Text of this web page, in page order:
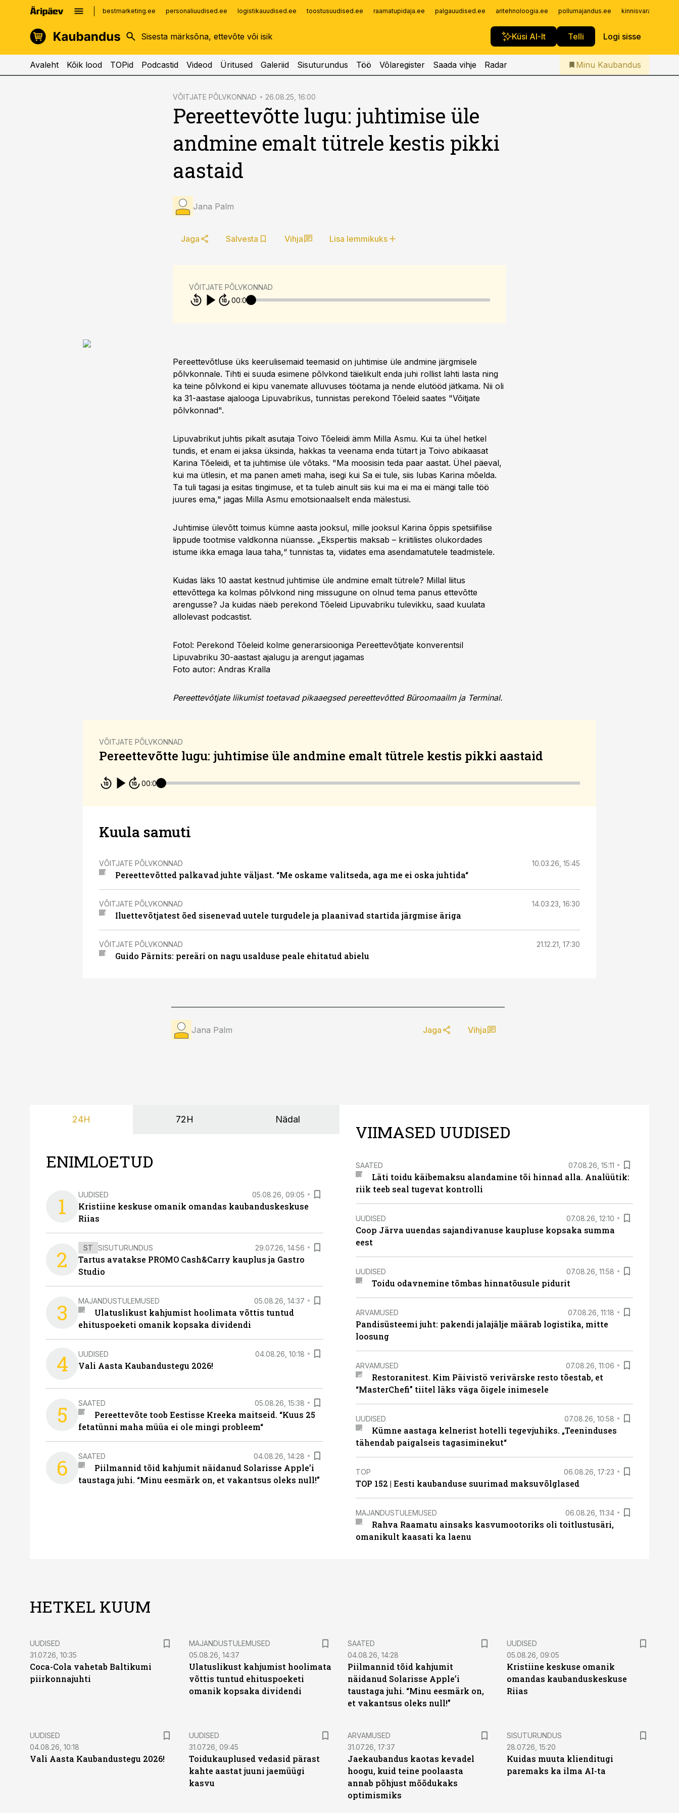
bestmarketing.ee personaliuudised.ee logistikauudised.ee toostusuudised.ee raamatupidaja.ee palgauudised.ee aritehnoloogia.ee pollumajandus.ee
Küsi AI-lt Telli Logi sisse
kinnisvarauudised.ee
logistikauudised.ee
imelineajalugu.ee
Infopank
Iseteenindus
Telli Kaubandus
Avaleht Kõik lood TOPid Podcastid Videod Üritused Galeriid Sisuturundus Töö Võlaregister Saada vihje Radar Minu Kaubandus
VÕITJATE PÕLVKONNAD 26.08.25, 16:00
Pereettevõtte lugu: juhtimise üle
andmine emalt tütrele kestis pikki
aastaid
Jana Palm
Jaga Salvesta Vihja Lisa lemmikuks
VÕITJATE PÕLVKONNAD
00:00
Pereettevõtluse üks keerulisemaid teemasid on juhtimise üle andmine järgmisele
põlvkonnale. Tihti ei suuda esimene põlvkond täielikult enda juhi rollist lahti lasta ning
ka teine põlvkond ei kipu vanemate alluvuses töötama ja nende elutööd jätkama. Nii oli
ka 31-aastase ajalooga Lipuvabrikus, tunnistas perekond Tõeleid saates "Võitjate
põlvkonnad".
Lipuvabrikut juhtis pikalt asutaja Toivo Tõeleidi ämm Milla Asmu. Kui ta ühel hetkel
tundis, et enam ei jaksa üksinda, hakkas ta veenama enda tütart ja Toivo abikaasat
Karina Tõeleidi, et ta juhtimise üle võtaks. "Ma moosisin teda paar aastat. Ühel päeval,
kui ma ütlesin, et ma panen ameti maha, isegi kui Sa ei tule, siis lubas Karina mõelda.
Ta tuli tagasi ja esitas tingimuse, et ta tuleb ainult siis kui ma ei ma ei mängi talle töö
juures ema," jagas Milla Asmu emotsionaalselt enda mälestusi.
Juhtimise ülevõtt toimus kümne aasta jooksul, mille jooksul Karina õppis spetsiifilise
lippude tootmise valdkonna nüansse. „Ekspertiis maksab – kriitilistes olukordades
istume ikka emaga laua taha,“ tunnistas ta, viidates ema asendamatutele teadmistele.
Kuidas läks 10 aastat kestnud juhtimise üle andmine emalt tütrele? Millal liitus
ettevõttega ka kolmas põlvkond ning missugune on olnud tema panus ettevõtte
arengusse? Ja kuidas näeb perekond Tõeleid Lipuvabriku tulevikku, saad kuulata
allolevast podcastist.
Fotol: Perekond Tõeleid kolme generarsiooniga Pereettevõtjate konverentsil
Lipuvabriku 30-aastast ajalugu ja arengut jagamas
Foto autor: Andras Kralla
Pereettevõtjate liikumist toetavad pikaaegsed pereettevõtted Büroomaailm ja Terminal.
VÕITJATE PÕLVKONNAD
Pereettevõtte lugu: juhtimise üle andmine emalt tütrele kestis pikki aastaid
00:00
Kuula samuti
VÕITJATE PÕLVKONNAD 10.03.26, 15:45
Pereettevõtted palkavad juhte väljast. “Me oskame valitseda, aga me ei oska juhtida“
VÕITJATE PÕLVKONNAD 14.03.23, 16:30
Iluettevõtjatest õed sisenevad uutele turgudele ja plaanivad startida järgmise äriga
VÕITJATE PÕLVKONNAD 21.12.21, 17:30
Guido Pärnits: pereäri on nagu usalduse peale ehitatud abielu
Jana Palm Jaga Vihja
24H 72H Nädal
ENIMLOETUD
1 UUDISED 05.08.26, 09:05
Kristiine keskuse omanik omandas kaubanduskeskuse
Riias
2 ST SISUTURUNDUS 29.07.26, 14:56
Tartus avatakse PROMO Cash&Carry kauplus ja Gastro
Studio
3 MAJANDUSTULEMUSED 05.08.26, 14:37
Ulatuslikust kahjumist hoolimata võttis tuntud
ehituspoeketi omanik kopsaka dividendi
4 UUDISED 04.08.26, 10:18
Vali Aasta Kaubandustegu 2026!
5 SAATED 05.08.26, 15:38
Pereettevõte toob Eestisse Kreeka maitseid. “Kuus 25
fetatünni maha müüa ei ole mingi probleem“
6 SAATED 04.08.26, 14:28
Piilmannid tõid kahjumit näidanud Solarisse Apple’i
taustaga juhi. “Minu eesmärk on, et vakantsus oleks null!”
VIIMASED UUDISED
SAATED 07.08.26, 15:11
Läti toidu käibemaksu alandamine tõi hinnad alla. Analüütik:
riik teeb seal tugevat kontrolli
UUDISED 07.08.26, 12:10
Coop Järva uuendas sajandivanuse kaupluse kopsaka summa
eest
UUDISED 07.08.26, 11:58
Toidu odavnemine tõmbas hinnatõusule pidurit
ARVAMUSED 07.08.26, 11:18
Pandisüsteemi juht: pakendi jalajälje määrab logistika, mitte
loosung
ARVAMUSED 07.08.26, 11:06
Restoranitest. Kim Päivistö verivärske resto tõestab, et
“MasterChefi” tiitel läks väga õigele inimesele
UUDISED 07.08.26, 10:58
Kümne aastaga kelnerist hotelli tegevjuhiks. „Teeninduses
tähendab paigalseis tagasiminekut“
TOP 06.08.26, 17:23
TOP 152 | Eesti kaubanduse suurimad maksuvõlglased
MAJANDUSTULEMUSED 06.08.26, 11:34
Rahva Raamatu ainsaks kasvumootoriks oli toitlustusäri,
omanikult kaasati ka laenu
HETKEL KUUM
UUDISED
31.07.26, 10:35
Coca-Cola vahetab Baltikumi
piirkonnajuhti
MAJANDUSTULEMUSED
05.08.26, 14:37
Ulatuslikust kahjumist hoolimata
võttis tuntud ehituspoeketi
omanik kopsaka dividendi
SAATED
04.08.26, 14:28
Piilmannid tõid kahjumit
näidanud Solarisse Apple’i
taustaga juhi. “Minu eesmärk on,
et vakantsus oleks null!”
UUDISED
05.08.26, 09:05
Kristiine keskuse omanik
omandas kaubanduskeskuse
Riias
UUDISED
04.08.26, 10:18
Vali Aasta Kaubandustegu 2026!
UUDISED
31.07.26, 09:45
Toidukauplused vedasid pärast
kahte aastat juuni jaemüügi
kasvu
ARVAMUSED
31.07.26, 17:37
Jaekaubandus kaotas kevadel
hoogu, kuid teine poolaasta
annab põhjust mõõdukaks
optimismiks
ST
SISUTURUNDUS
28.07.26, 15:20
Kuidas muuta klienditugi
paremaks ka ilma AI-ta